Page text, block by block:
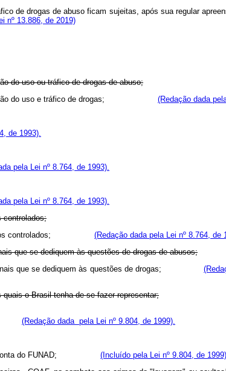
de drogas de abuso ficam sujeitas, após sua regular
nº 13.886, de 2019)
do uso ou tráfico de drogas de abuso;
fiscalização do uso e tráfico de drogas; (Redação dada
de 1993).
pela Lei nº 8.764, de 1993).
pela Lei nº 8.764, de 1993).
controlados;
produtos controlados; (Redação dada pela Lei nº 8.764, de
que se dediquem às questões de drogas de abusos;
regionais que se dediquem às questões de drogas;
o Brasil tenha de se fazer representar;
(Redação dada pela Lei nº 9.804, de 1999).
a conta do FUNAD; (Incluído pela Lei nº 9.804, de